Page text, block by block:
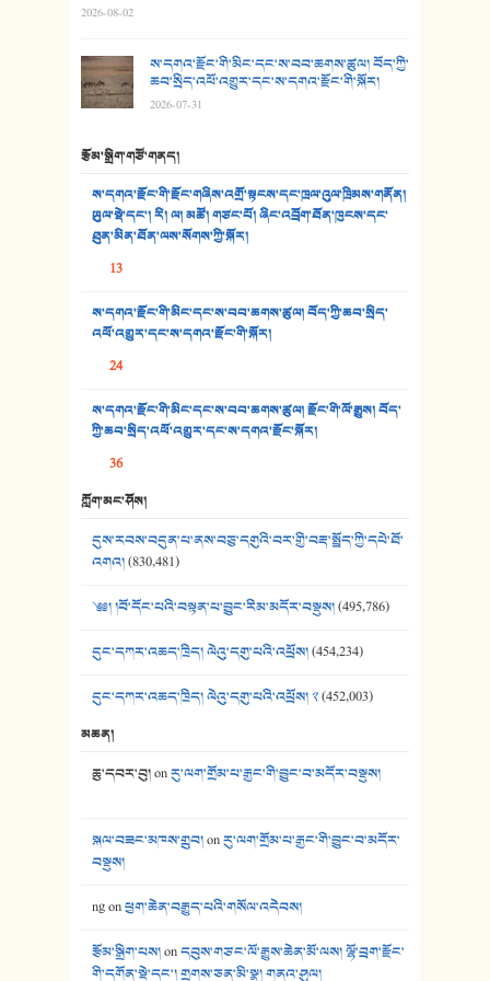
31. ཕ་ཡུལ་ཡར་ཀླུང་།
33. འཛོམས་པའི་ལམ།
34. ཉི་མ་སེམས་ལ་ཞོག་དང་། - ཟླ་སྒྲོན།
36. ཟླ་གཞོན་སྙན་དབྱངས། - ཟླ་སྒྲོན།
38. ཡབ་ཡུམ། - ཟླ་སྒྲོན།
41. མཚན་ཚོགས་ཞབས་བྲོ་སྣ་མང་། - བོད་གཞས་ཕྱོགས་བསྒྲིགས།
2026-08-02
ས་དགའ་རྫོང་གི་མིང་དང་ས་བབ་ཆགས་ཚུལ། བོད་ཀྱི་
ཆབ་སྲིད་འཕོ་འགྱུར་དང་ས་དགའ་རྫོང་གི་སྐོར།
2026-07-31
རྩོམ་སྒྲིག་གཙོ་གནད།
ས་དགའ་རྫོང་གི་རྫོང་གཞིས་འགྲོ་སྟངས་དང་ཁྲལ་འུལ་ཁྲིམས་གནོན།
ཡུལ་སྡེ་དང་། རི། ལ། མཚོ། གཙང་པོ། ཞིང་འབྲོག་ཐོན་ཁུངས་དང་
ཐུན་མིན་ཐོན་ལས་སོགས་ཀྱི་སྐོར།
13
ས་དགའ་རྫོང་གི་མིང་དང་ས་བབ་ཆགས་ཚུལ། བོད་ཀྱི་ཆབ་སྲིད་
འཕོ་འགྱུར་དང་ས་དགའ་རྫོང་གི་སྐོར།
24
ས་དགའ་རྫོང་གི་མིང་དང་ས་བབ་ཆགས་ཚུལ། རྫོང་གི་ལོ་རྒྱུས། བོད་
ཀྱི་ཆབ་སྲིད་འཕོ་འགྱུར་དང་ས་དགའ་རྫོང་སྐོར།
36
ཀློག་མང་ཤོས།
དུས་རབས་བདུན་པ་ནས་བཅུ་དགུའི་བར་གྱི་བརྡ་སྤྲོད་ཀྱི་དཔེ་ཐོ་
འགའ།(830,481)
༄༅། །བོ་དོང་པའི་བསྟན་པ་བྱུང་རིམ་མདོར་བསྡུས།(495,786)
དུང་དཀར་འཆད་ཁྲིད། ལེའུ་དགུ་པའི་འཕྲོས།(454,234)
དུང་དཀར་འཆད་ཁྲིད། ལེའུ་དགུ་པའི་འཕྲོས། ༢(452,003)
མཆན།
ཆུ་དབར་བུ།onརུ་ལག་གྲོམ་པ་རྒྱང་གི་བྱུང་བ་མདོར་བསྡུས།
སྐལ་བཟང་མཁས་གྲུབ།onརུ་ལག་གྲོམ་པ་རྒྱང་གི་བྱུང་བ་མདོར་
བསྡུས།
ngonཕྱག་ཆེན་བརྒྱུད་པའི་གསོལ་འདེབས།
རྩོམ་སྒྲིག་པས།onདབུས་གཙང་ལོ་རྒྱུས་ཆེན་མོ་ལས། ལྷོ་བྲག་རྫོང་
གི་དགོན་སྡེ་དང་། གྲགས་ཅན་མི་སྣ། གནའ་ཤུལ།